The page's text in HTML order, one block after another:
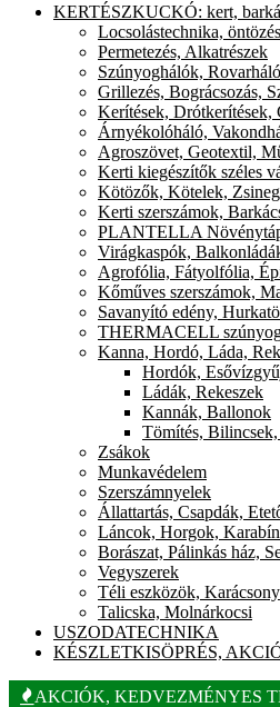
KERTÉSZKUCKÓ: kert,
Locsolástechnika, öntözés
Permetezés, Alkatrészek
Szúnyoghálók,
Grillezés, Bográcsozás,
Kerítések, Drótkerítések,
Árnyékolóháló,
Agroszövet, Geotextil,
Kerti kiegészítők széles
Kötözők, Kötelek,
Kerti szerszámok,
PLANTELLA
Virágkaspók,
Agrofólia, Fátyolfólia,
Kőműves szerszámok,
Savanyító edény,
THERMACELL
Kanna, Hordó, Láda,
Hordók,
Ládák, Rekeszek
Kannák, Ballonok
Tömítés,
Zsákok
Munkavédelem
Szerszámnyelek
Állattartás, Csapdák,
Láncok, Horgok,
Borászat, Pálinkás ház,
Vegyszerek
Téli eszközök, Karácsony
Talicska, Molnárkocsi
USZODATECHNIKA
KÉSZLETKISÖPRÉS,
AKCIÓK, KEDVEZMÉNYES